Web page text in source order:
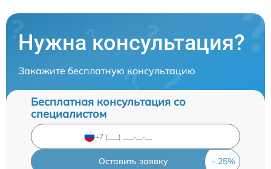
Нужна консультация?
Закажите бесплатную консультацию
Бесплатная консультация со
специалистом
Оставить заявку